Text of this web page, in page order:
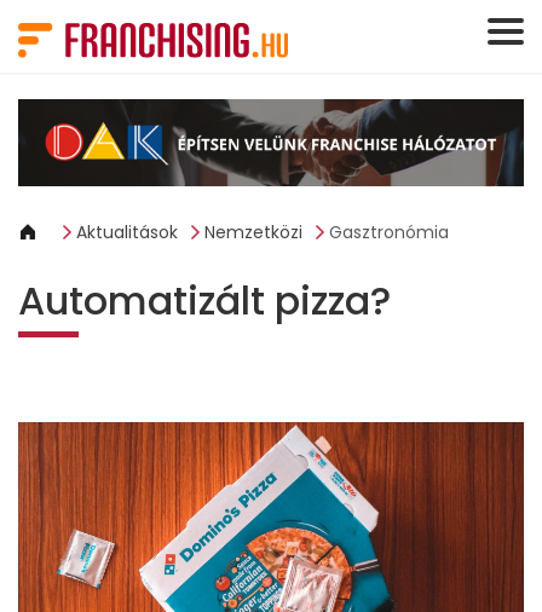
Aktualitások Nemzetközi Gasztronómia
Automatizált pizza?